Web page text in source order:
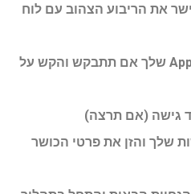
את הריבוע הצהוב עם לוח
היכנס עם אישורי Apple ID שלך אם תתבקש והקש על
שלך והזן את פרטי הכושר